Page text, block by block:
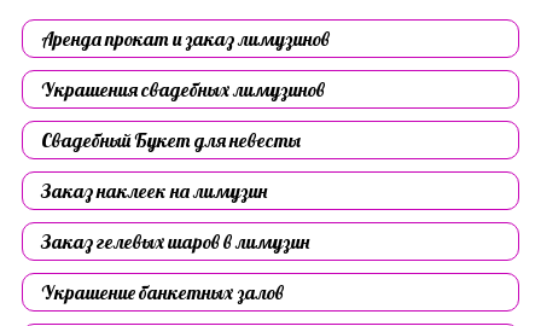
Аренда прокат и заказ лимузинов
Украшения свадебных лимузинов
Свадебный Букет для невесты
Заказ наклеек на лимузин
Заказ гелевых шаров в лимузин
Украшение банкетных залов